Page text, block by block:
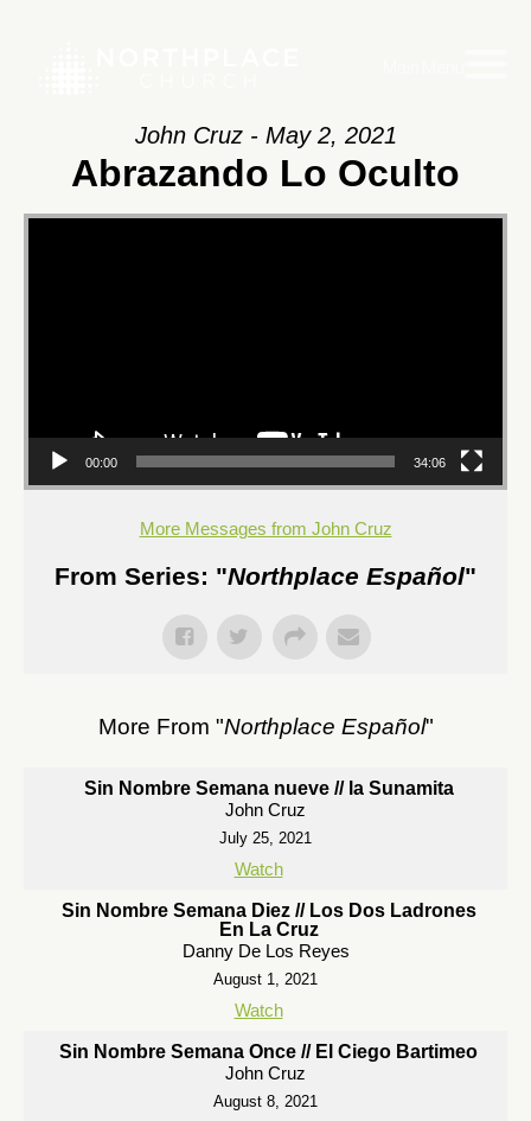
John Cruz - May 2, 2021
Abrazando Lo Oculto
00:00 34:06
More Messages from John Cruz
From Series: "Northplace Español"
More From "Northplace Español"
Sin Nombre Semana nueve // la Sunamita
John Cruz
July 25, 2021
Watch
Sin Nombre Semana Diez // Los Dos Ladrones
En La Cruz
Danny De Los Reyes
August 1, 2021
Watch
Sin Nombre Semana Once // El Ciego Bartimeo
John Cruz
August 8, 2021